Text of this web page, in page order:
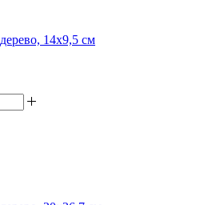
14х9,5 см